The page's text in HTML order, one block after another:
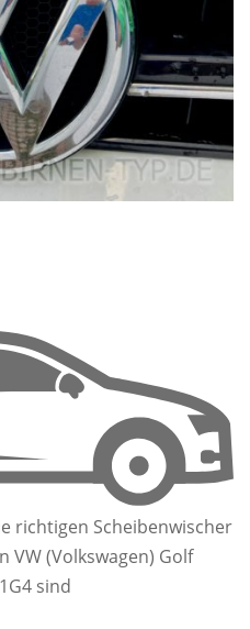
richtigen Scheibenwischer
VW (Volkswagen) Golf
sind